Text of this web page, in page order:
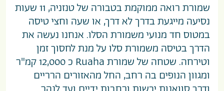
שמורת רואה ממוקמת בטבורה של טנזניה, 11 שעות
נסיעה מייגעת בדרך לא דרך, או שעה וחצי טיסה
במטוס חד מנועי משמורת הסלו. אנחנו נעשה את
הדרך בטיסה משמורת סלו על מנת לחסוך זמן
וטירחה. שטחה של שמורת Ruaha כ 12,000 קמ"ר
ומגוון הנופים בה רחב, החל מהאזורים הרריים